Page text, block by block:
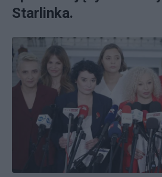
Starlinka.